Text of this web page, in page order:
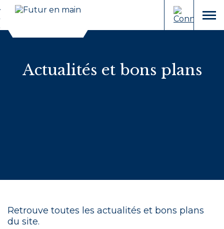
Aller
au
contenu
Aller
à
la
recherche
Actualités et bons plans
Retrouve toutes les actualités et bons plans
du site.
Cookies et traceurs utilisés sur ce site.